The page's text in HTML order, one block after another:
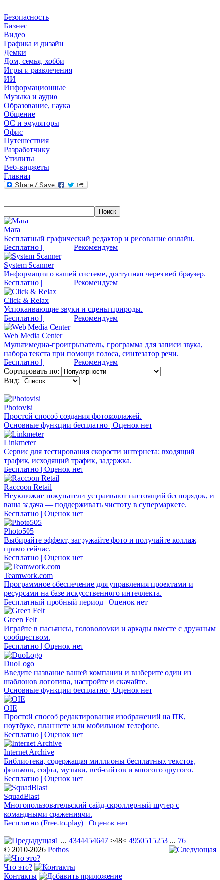
Безопасность
Бизнес
Видео
Графика и дизайн
Демки
Дом, семья, хобби
Игры и развлечения
ИИ
Информационные
Музыка и аудио
Образование, наука
Общение
ОС и эмуляторы
Офис
Путешествия
Разработчику
Утилиты
Веб-виджеты
Главная
Mara
Бесплатный графический редактор и рисование онлайн.
Бесплатно |
Рекомендуем
System Scanner
Информация о вашей системе, доступная через веб-браузер.
Бесплатно |
Рекомендуем
Click & Relax
Успокаивающие звуки и сцены природы.
Бесплатно |
Рекомендуем
Web Media Center
Мультимедиа-проигрыватель, программа для записи звука,
набора текста при помощи голоса, синтезатор речи.
Бесплатно |
Рекомендуем
Сортировать по:
Вид:
Photovisi
Простой способ создания фотоколлажей.
Основные функции бесплатно | Оценок нет
Linkmeter
Сервис для тестирования скорости интернета: входящий
трафик, исходящий трафик, задержка.
Бесплатно | Оценок нет
Raccoon Retail
Неуклюжие покупатели устраивают настоящий беспорядок, и
ваша задача — поддерживать чистоту в супермаркете.
Бесплатно | Оценок нет
Photo505
Выбирайте эффект, загружайте фото и получайте коллаж
прямо сейчас.
Бесплатно | Оценок нет
Teamwork.com
Программное обеспечение для управления проектами и
ресурсами на базе искусственного интеллекта.
Бесплатный пробный период | Оценок нет
Green Felt
Играйте в пасьянсы, головоломки и аркады вместе с дружным
сообществом.
Бесплатно | Оценок нет
DuoLogo
Введите название вашей компании и выберите один из
шаблонов логотипа, настройте и скачайте.
Основные функции бесплатно | Оценок нет
OIE
Простой способ редактирования изображений на ПК,
ноутбуке, планшете или мобильном телефоне.
Бесплатно | Оценок нет
Internet Archive
Библиотека, содержащая миллионы бесплатных текстов,
фильмов, софта, музыки, веб-сайтов и многого другого.
Бесплатно | Оценок нет
SquadBlast
Многопользовательский сайд-скроллерный шутер с
командными сражениями.
Бесплатно (Free-to-play) | Оценок нет
1 ... 4344454647 >48< 495051 5253 ... 76
© 2010-2026 Pothos
Что это?
Контакты